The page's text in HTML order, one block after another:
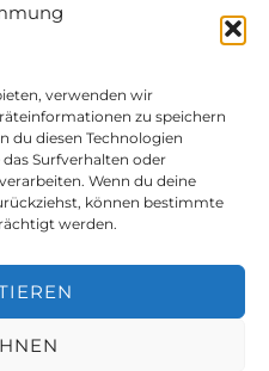
verwenden wir
zu speichern
du diesen Technologien
Surfverhalten oder
Wenn du deine
können bestimmte
werden.
durch Nordamerika
der Route 389